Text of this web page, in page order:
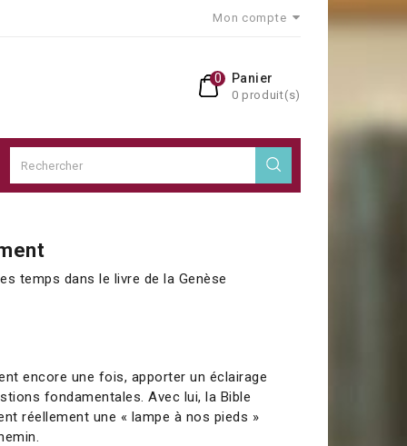
Mon compte
Panier
0 produit(s)
0
temps dans le livre de la Genèse
encore une fois, apporter un éclairage
fondamentales. Avec lui, la Bible
réellement une « lampe à nos pieds »